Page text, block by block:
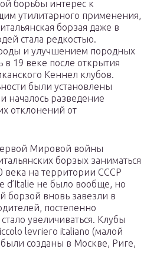
борьбы интерес к
утилитарного применения,
борзая даже в
стала редкостью.
и улучшением породных
в 19 веке после открытия
Кеннел клубов.
были установлены
началось разведение
отклонений от
Мировой войны
борзых заниматься
века на территории СССР
d’Italie не было вообще, но
борзой вновь завезли в
постепенно
увеличиваться. Клубы
levriero italiano (малой
созданы в Москве, Риге,